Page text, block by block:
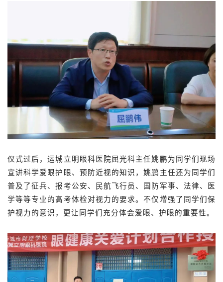
仪式过后，运城立明眼科医院屈光科主任姚鹏为同学们现场
宣讲科学爱眼护眼、预防近视的知识，姚鹏主任还为同学们
普及了征兵、报考公安、民航飞行员、国防军事、法律、医
学等等专业的高考体检对视力的要求。不仅增强了同学们保
护视力的意识，更让同学们充分体会爱眼、护眼的重要性。